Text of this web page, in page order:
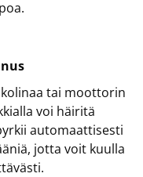
tai moottorin
voi häiritä
automaattisesti
jotta voit kuulla